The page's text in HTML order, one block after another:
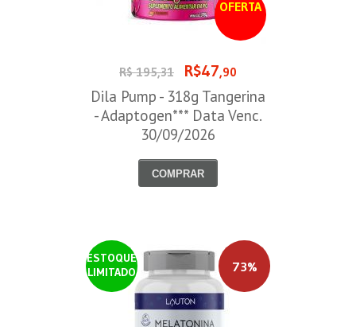
OFERTA
R$ 195,31 R$47,90
Dila Pump - 318g Tangerina
- Adaptogen*** Data Venc.
30/09/2026
COMPRAR
ESTOQUE
LIMITADO
73%